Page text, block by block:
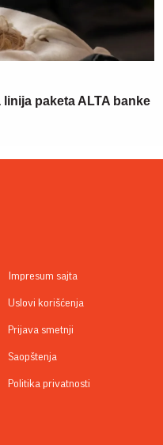
paketa ALTA banke
Impresum sajta
Uslovi korišćenja
Prijava smetnji
Saopštenja
Politika privatnosti